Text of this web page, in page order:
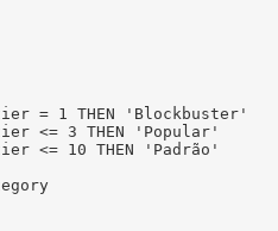
= 1 THEN 'Blockbuster'
<= 3 THEN 'Popular'
<= 10 THEN 'Padrão'